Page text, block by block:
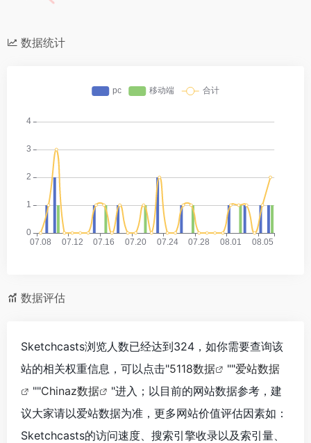
数据统计
数据评估
Sketchcasts浏览人数已经达到324，如你需要查询该
站的相关权重信息，可以点击"5118数据 ""爱站数据
""Chinaz数据
"进入；以目前的网站数据参考，建
议大家请以爱站数据为准，更多网站价值评估因素如：
Sketchcasts的访问速度、搜索引擎收录以及索引量、